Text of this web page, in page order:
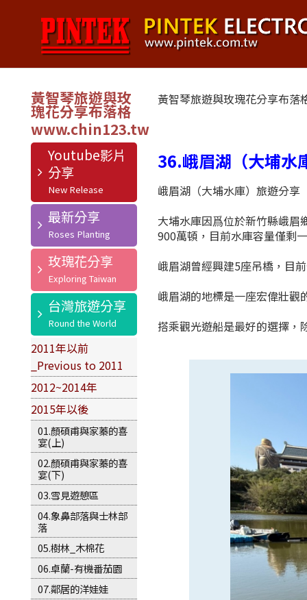
黃智琴旅遊與玫
瑰花分享布落格
Youtube影片
分享
最新分享
玫瑰花分享
台灣旅遊分享
2011年以前
_Previous to 2011
2012~2014年
2015年以後
01.顏碩甫與家蓁的喜
宴(上)
02.顏碩甫與家蓁的喜
宴(下)
03.雪見遊憩區
04.象鼻部落與士林部
落
05.樹林_木棉花
06.卓蘭-有機番茄園
07.鄰居的洋娃娃
黃智琴旅遊與玫瑰花分享布落
36.峨眉湖（大埔水
峨眉湖（大埔水庫）旅遊分享
大埔水庫因爲位於新竹縣峨眉
900萬頓，目前水庫容量僅剩
峨眉湖曾經興建5座吊橋，目
峨眉湖的地標是一座宏偉壯觀
搭乘觀光遊船是最好的選擇，